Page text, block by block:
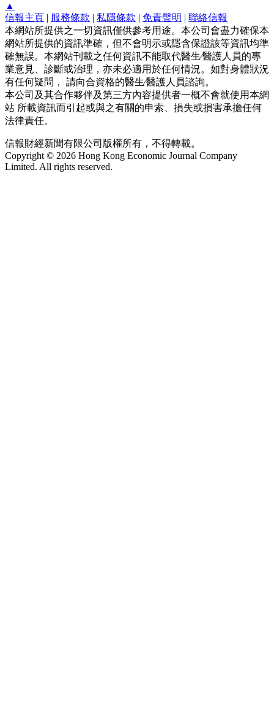
▲
信報主頁 | 服務條款 | 私隱條款 | 免責聲明 | 聯絡信報
本網站所提供之一切資訊僅供參考用途。本公司會盡力確保本
網站所提供的資訊準確，但不會明示或隱含保證該等資訊均準
確無誤。本網站刊載之任何資訊不能取代醫生∕醫護人員的專
業意見、診斷或治理，亦未必適用於任何情況。如對身體狀況
有任何疑問， 請向合資格的醫生∕醫護人員諮詢。
本公司及其合作夥伴及第三方內容提供者一概不會就使用本網
站 所載資訊而引起或與之有關的申索、損失或損害承擔任何
法律責任。
信報財經新聞有限公司版權所有，不得轉載。
Copyright © 2026 Hong Kong Economic Journal Company
Limited. All rights reserved.